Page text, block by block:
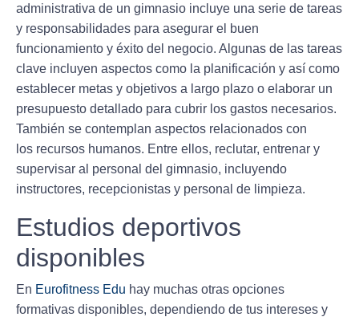
administrativa de un gimnasio incluye una serie de tareas
y responsabilidades para asegurar el buen
funcionamiento y éxito del negocio. Algunas de las tareas
clave incluyen aspectos como la planificación y así como
establecer metas y objetivos a largo plazo o elaborar un
presupuesto detallado para cubrir los gastos necesarios.
También se contemplan aspectos relacionados con
los recursos humanos. Entre ellos, reclutar, entrenar y
supervisar al personal del gimnasio, incluyendo
instructores, recepcionistas y personal de limpieza.
Estudios deportivos
disponibles
En Eurofitness Edu hay muchas otras opciones
formativas disponibles, dependiendo de tus intereses y